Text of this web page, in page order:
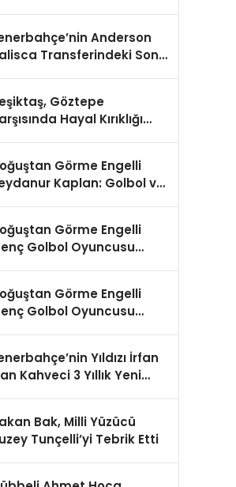
Anderson
Transferindeki Son
Göztepe
Hayal Kırıklığı
Görme Engelli
Kaplan: Golbol ve
Görme Engelli
Golbol Oyuncusu
Görme Engelli
Golbol Oyuncusu
Yıldızı İrfan
Kahveci 3 Yıllık Yeni
Bak, Milli Yüzücü
Tunçelli’yi Tebrik Etti